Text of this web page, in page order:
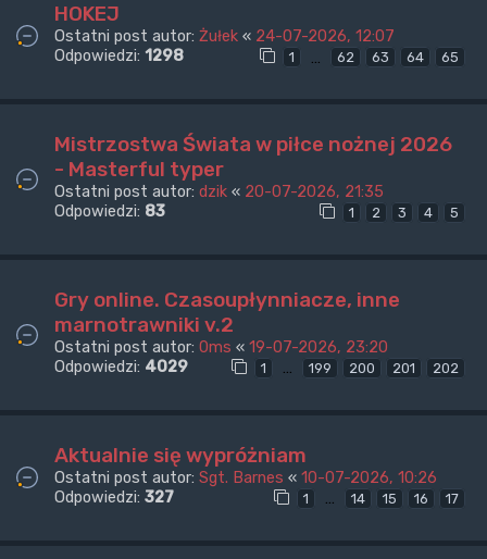
HOKEJ
Ostatni post autor: Żułek « 24-07-2026, 12:07
Odpowiedzi: 1298 1 … 62 63 64 65
Mistrzostwa Świata w piłce nożnej 2026
- Masterful typer
Ostatni post autor: dzik « 20-07-2026, 21:35
Odpowiedzi: 83 1 2 3 4 5
Gry online. Czasoupłynniacze, inne
marnotrawniki v.2
Ostatni post autor: 0ms « 19-07-2026, 23:20
Odpowiedzi: 4029 1 … 199 200 201 202
Aktualnie się wypróżniam
Ostatni post autor: Sgt. Barnes « 10-07-2026, 10:26
Odpowiedzi: 327 1 … 14 15 16 17